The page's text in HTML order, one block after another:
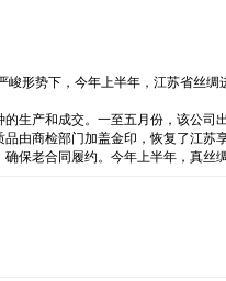
形势下，今年上半年，江苏省丝
生产和成交。一至五月份，该公
由商检部门加盖金印，恢复了江苏
保老合同履约。今年上半年，真